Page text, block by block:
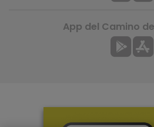
App del Camino